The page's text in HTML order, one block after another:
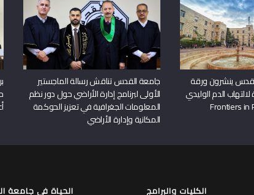
ينشرون ورقة
الدم الوليدي
جامعة القدس تناقش رسالة الماجستير
الأولى لبرنامج إدارة الأراضي حول دور نظم
المعلومات الجغرافية في تعزيز الحوكمة
المكانية وإدارة الأراضي
الكليات والبرامج الحياة في جامعة